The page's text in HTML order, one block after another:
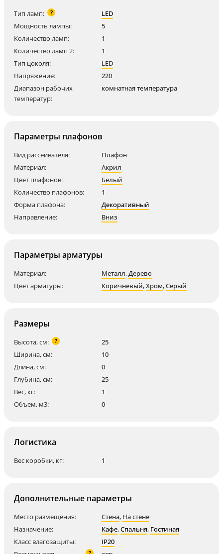
Тип ламп: ?
LED
Мощность лампы:
5
Количество ламп:
1
Количество ламп 2:
1
Тип цоколя:
LED
Напряжение:
220
Диапазон рабочих
температур:
комнатная температура
Параметры плафонов
Вид рассеивателя:
Плафон
Материал:
Акрил
Цвет плафонов:
Белый
Количество плафонов:
1
Форма плафона:
Декоративный
Направление:
Вниз
Параметры арматуры
Материал: Металл,Дерево
Цвет арматуры:
Коричневый,Хром,Серый
Размеры
Высота, см: ?
25
Ширина, см:
10
Длина, см:
0
Глубина, см:
25
Вес, кг:
1
Объем, м3:
0
Логистика
Вес коробки, кг: 1
Дополнительные параметры
Место размещения: Стена, На стене
Назначение:
Кафе,Спальня, Гостиная
Класс влагозащиты:
IP20